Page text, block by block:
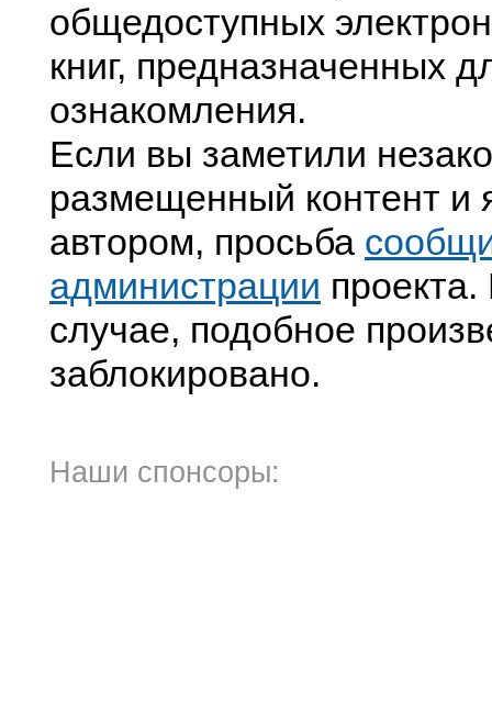
общедоступных
книг, предназначенных
ознакомления.
Если вы заметили
размещенный контент и
автором, просьба
администрации
случае, подобное
заблокировано.
Наши спонсоры: